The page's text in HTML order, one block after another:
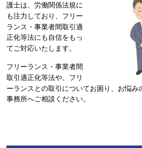
護士は、労働関係法規に
も注力しており、フリー
ランス・事業者間取引適
正化等法にも自信をもっ
てご対応いたします。
フリーランス・事業者間
取引適正化等法や、フリ
ーランスとの取引についてお困り、お悩み
事務所へご相談ください。